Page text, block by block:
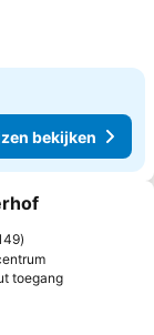
bekijken
favorieten
toegang